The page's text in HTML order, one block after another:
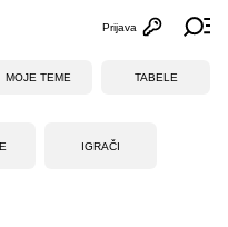
Otvori
Prijava
MOJE TEME TABELE
IGRAČI